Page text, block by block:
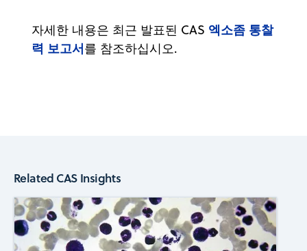
자세한 내용은 최근 발표된 CAS 엑소좀 통찰
력 보고서를 참조하십시오.
Related CAS Insights